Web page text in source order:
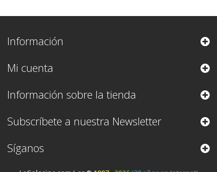
Información
Mi cuenta
Información sobre la tienda
Subscríbete a nuestra Newsletter
Síganos